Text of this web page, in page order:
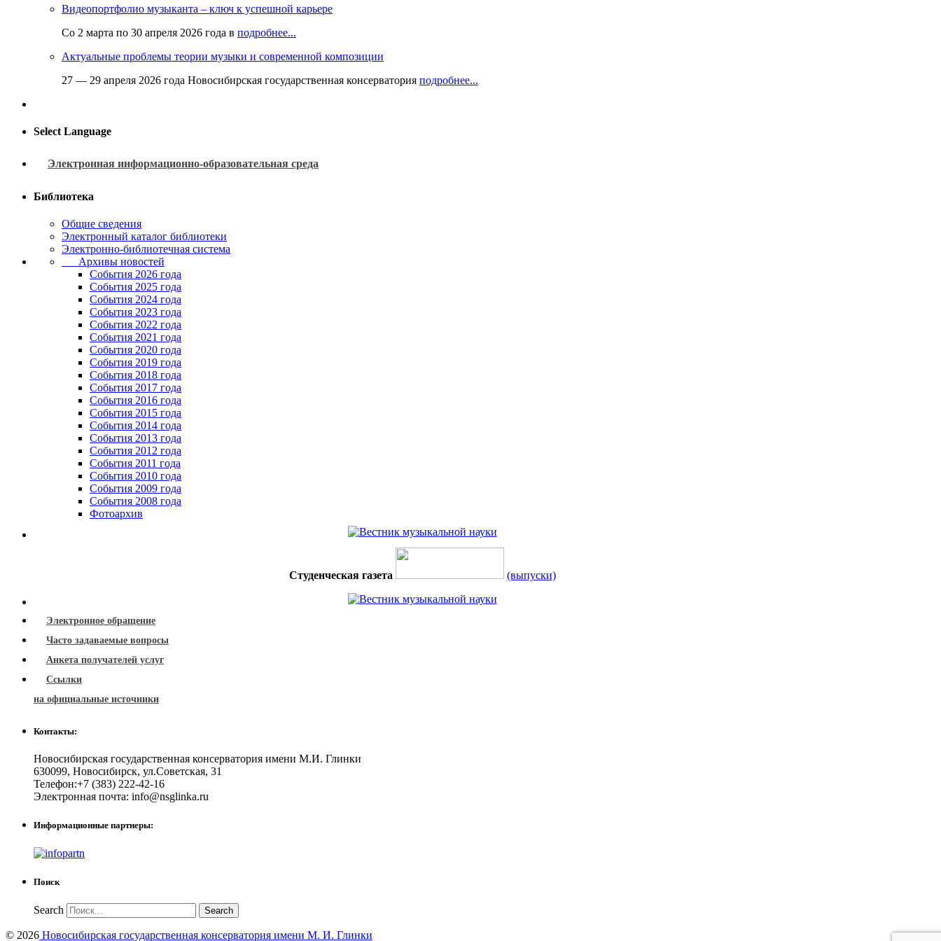
Видеопортфолио музыканта – ключ к успешной карьере
Со 2 марта по 30 апреля 2026 года в подробнее...
Актуальные проблемы теории музыки и современной композиции
27 — 29 апреля 2026 года Новосибирская государственная консерватория подробнее...
Select Language
Электронная информационно-образовательная среда
Библиотека
Общие сведения
Электронный каталог библиотеки
Электронно-библиотечная система
Архивы новостей
Cобытия 2026 года
События 2025 года
События 2024 года
События 2023 года
Cобытия 2022 года
Cобытия 2021 года
События 2020 года
События 2019 года
События 2018 года
События 2017 года
События 2016 года
События 2015 года
События 2014 года
События 2013 года
События 2012 года
События 2011 года
События 2010 года
События 2009 года
События 2008 года
Фотоархив
Студенческая газета (выпуски)
Электронное обращение
Часто задаваемые вопросы
Анкета получателей услуг
Ссылки
на официальные источники
Контакты:
Новосибирская государственная консерватория имени М.И. Глинки
630099, Новосибирск, ул.Советская, 31
Телефон:+7 (383) 222-42-16
Электронная почта: info@nsglinka.ru
Информационные партнеры:
Поиск
Search
© 2026 Новосибирская государственная консерватория имени М. И. Глинки